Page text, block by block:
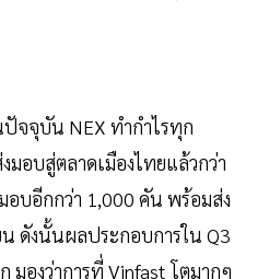
จจุบัน NEX ทำกำไรทุก
อบสู่ตลาดเมืองไทยแล้วกว่า
อบอีกกว่า 1,000 คัน พร้อมส่ง
ดังนั้นผลประกอบการใน Q3
มองว่าการที่ Vinfast โตมากๆ